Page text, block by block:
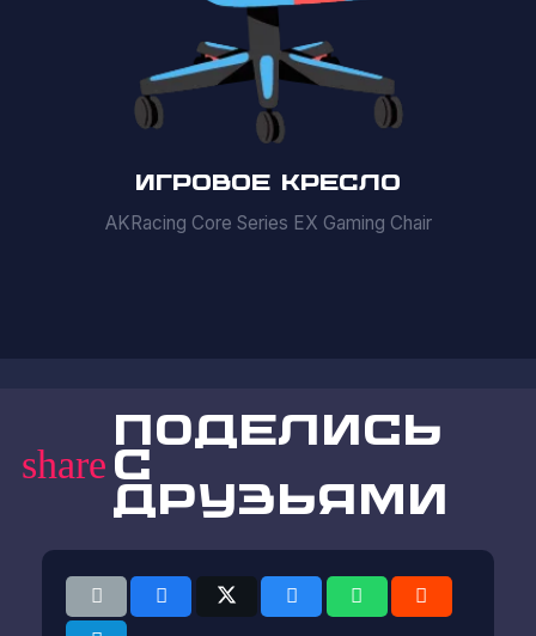
ИГРОВОЕ КРЕСЛО
AKRacing Core Series EX Gaming Chair
share
Поделись
с
друзьями